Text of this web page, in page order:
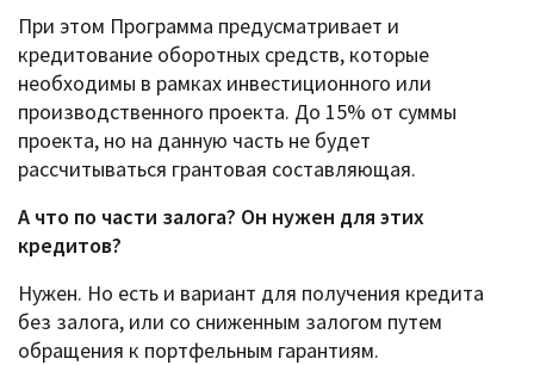
При этом Программа предусматривает и
кредитование оборотных средств, которые
необходимы в рамках инвестиционного или
производственного проекта. До 15% от суммы
проекта, но на данную часть не будет
рассчитываться грантовая составляющая.
А что по части залога? Он нужен для этих
кредитов?
Нужен. Но есть и вариант для получения кредита
без залога, или со сниженным залогом путем
обращения к портфельным гарантиям.